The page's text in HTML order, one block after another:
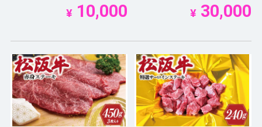
¥10,000 ¥30,000